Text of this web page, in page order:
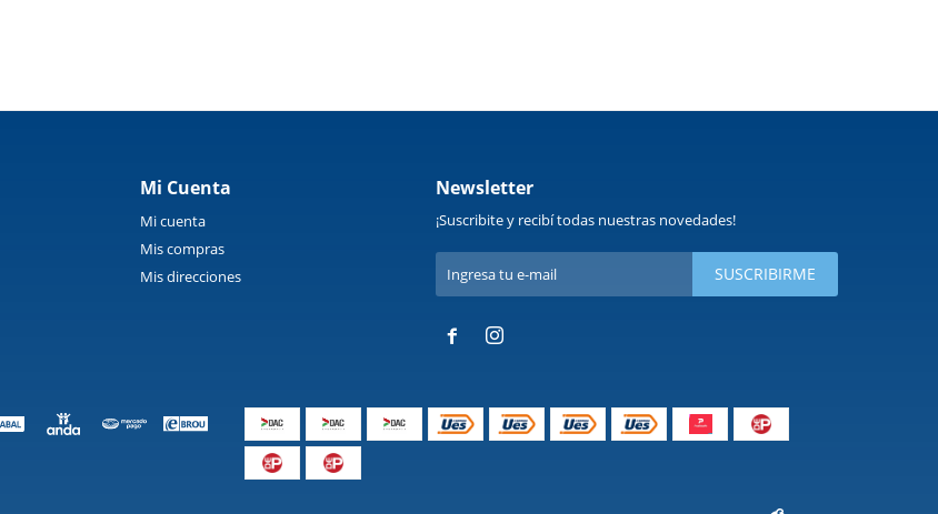
Mi Cuenta
Mi cuenta
Mis compras
Mis direcciones
Newsletter
¡Suscribite y recibí todas nuestras novedades!
SUSCRIBIRME
 